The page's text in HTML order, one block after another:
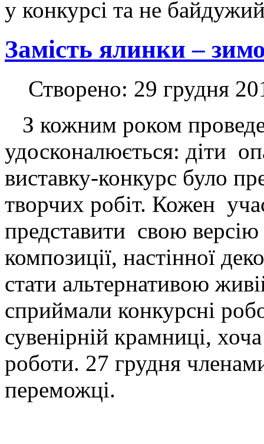
у конкурсі та не
Замість ялинки –
Створено: 29 грудня
З кожним роком
удосконалюється: діти
виставку-конкурс було
творчих робіт. Кожен
представити свою версію
композиції, настінної
стати альтернативою
сприймали конкурсні
сувенірній крамниці,
роботи. 27 грудня
переможці.